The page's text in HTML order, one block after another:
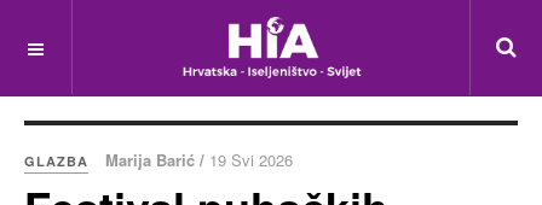
GLAZBA Marija Barić / 19 Svi 2026